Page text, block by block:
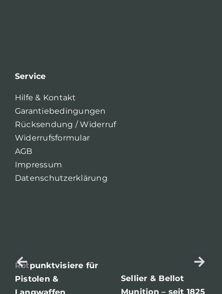
Service
Hilfe & Kontakt
Garantiebedingungen
Rücksendung / Widerruf
Widerrufsformular
AGB
Impressum
Datenschutzerklärung
Rotpunktvisiere für
Pistolen &
Sellier & Bellot
Munition – seit 1825